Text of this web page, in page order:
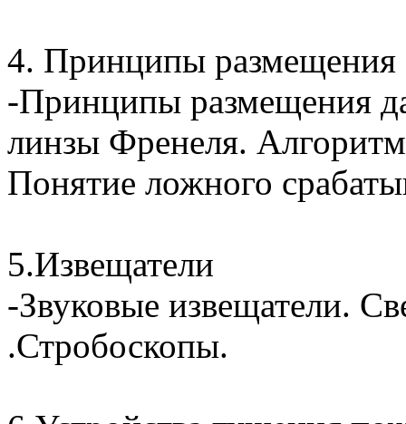
4. Принципы размещения
-Принципы размещения
линзы Френеля.
Понятие ложного
5.Извещатели
-Звуковые извещатели.
.Стробоскопы.